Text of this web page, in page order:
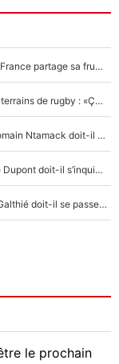
Mis de côté par Fabien Galthié, un joueur du XV de France partage sa frustration : «ils ne me l’ont pas dit tout de suite»
La raison d'être de Matthieu Jalibert en dehors des terrains de rugby : «Ça m'atteint autant que si tu touches à un membre de ma famille»
XV de France - Matthieu Jalibert a tout changé : Romain Ntamack doit-il s’inquiéter pour sa place à un an de la Coupe du monde ?
«Le XV de France est meilleur avec Lucu» : Antoine Dupont doit-il s’inquiéter pour sa place ?
Le XV de France a trouvé son remplaçant : Fabien Galthié doit-il se passer d'Antoine Dupont ?
le prochain